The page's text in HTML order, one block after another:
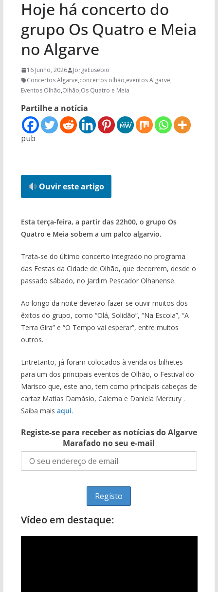
Hoje há concerto do
grupo Os Quatro e Meia
no Algarve
16 Junho, 2026
JorgeEusebio
Concertos Algarve,concertos olhão,eventos Algarve,
Eventos Olhão,Olhão,Os Quatro e Meia
Partilhe a notícia
pub
Ouvir este artigo
Esta terça-feira, a partir das 22h00, o grupo Os
Quatro e Meia sobem a um palco algarvio.
Trata-se do último concerto integrado no programa
das Festas da Cidade de Olhão, que decorrem, desde o
passado sábado, no Jardim Pescador Olhanense.
Ao longo da noite deverão fazer-se ouvir muitos dos
êxitos do grupo, como “Olá, Solidão”, “Na Escola”, “A
Terra Gira” e “O Tempo vai esperar”, entre muitos
outros.
Entretanto, já foram colocados à venda os bilhetes
para um dos principais eventos de Olhão, o Festival do
Marisco que, este ano, tem como principais cabeças de
cartaz Matias Damásio, Calema e Daniela Mercury .
Saiba mais aqui.
Registe-se para receber as notícias do Algarve
Marafado no seu e-mail
Vídeo em destaque: